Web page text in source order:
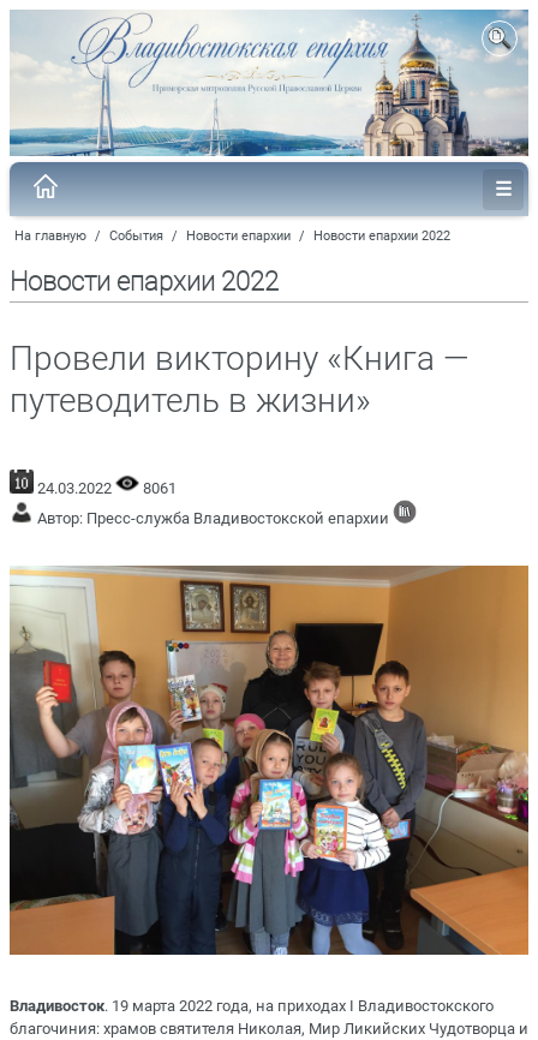
На главную / События / Новости епархии / Новости епархии 2022
Новости епархии 2022
Провели викторину «Книга —
путеводитель в жизни»
24.03.2022
8061
Автор: Пресс-служба Владивостокской епархии
Владивосток. 19 марта 2022 года, на приходах I Владивостокского
благочиния: храмов святителя Николая, Мир Ликийских Чудотворца и